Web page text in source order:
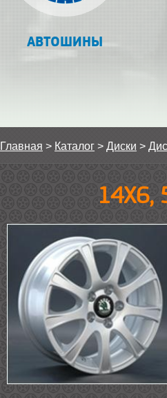
АВТОШИНЫ
Главная > Каталог > Диски >
14Х6,